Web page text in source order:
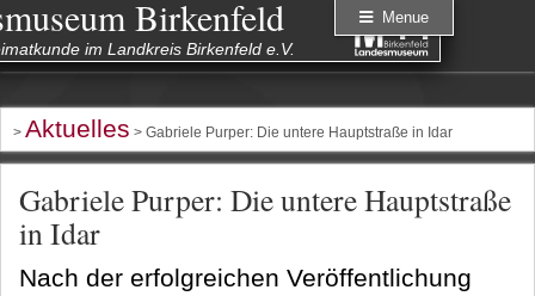
Birkenfeld
im Landkreis Birkenfeld e.V.
> Aktuelles > Gabriele Purper: Die untere Hauptstraße in Idar
Gabriele Purper: Die untere Hauptstraße
in Idar
Nach der erfolgreichen Veröffentlichung
Menue